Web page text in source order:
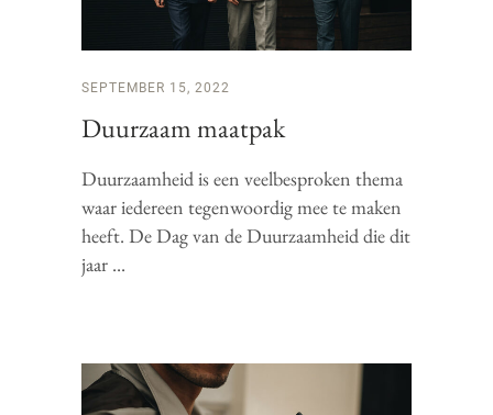
SEPTEMBER 15, 2022
Duurzaam maatpak
Duurzaamheid is een veelbesproken thema
waar iedereen tegenwoordig mee te maken
heeft. De Dag van de Duurzaamheid die dit
jaar